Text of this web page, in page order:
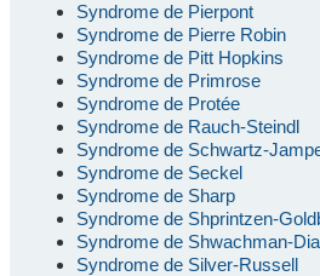
Syndrome de Pierpont
Syndrome de Pierre Robin
Syndrome de Pitt Hopkins
Syndrome de Primrose
Syndrome de Protée
Syndrome de Rauch-Steindl
Syndrome de Schwartz-
Syndrome de Seckel
Syndrome de Sharp
Syndrome de Shprintzen-
Syndrome de Shwachman-
Syndrome de Silver-Russell